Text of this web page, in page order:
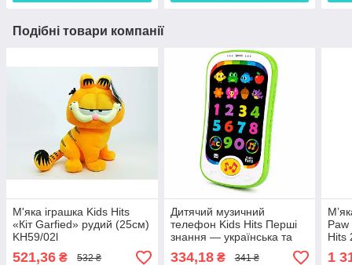
Подібні товари компанії
М'яка іграшка Kids Hits
«Кіт Garfied» рудий (25см)
KH59/02l
521,36 ₴ 532 ₴
Дитячий музичний
телефон Kids Hits Перші
знання — українська та
англійська мова, світло,
звуки
334,18₴ 341 ₴
Hits
1